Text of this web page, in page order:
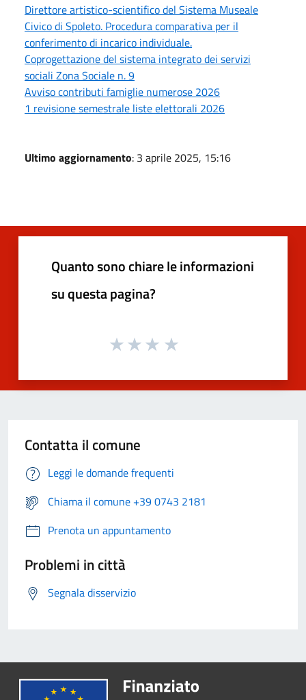
Direttore artistico-scientifico del Sistema Museale
Civico di Spoleto. Procedura comparativa per il
conferimento di incarico individuale.
Coprogettazione del sistema integrato dei servizi
sociali Zona Sociale n. 9
Avviso contributi famiglie numerose 2026
1 revisione semestrale liste elettorali 2026
Ultimo aggiornamento: 3 aprile 2025, 15:16
Quanto sono chiare le informazioni
su questa pagina?
Contatta il comune
Leggi le domande frequenti
Chiama il comune +39 0743 2181
Prenota un appuntamento
Problemi in città
Segnala disservizio